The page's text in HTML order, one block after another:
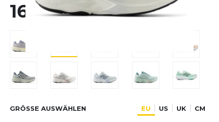
160,00 €
GRÖSSE AUSWÄHLEN EU US UK CM